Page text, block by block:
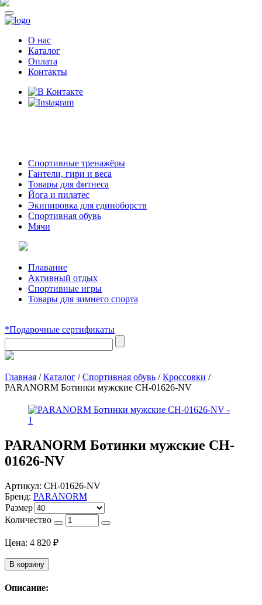
О нас
Каталог
Оплата
Контакты
Спортивные тренажёры
Гантели, гири и веса
Товары для фитнеса
Йога и пилатес
Экипировка для единоборств
Спортивная обувь
Мячи
Плавание
Активный отдых
Спортивные игры
Товары для зимнего спорта
*Подарочные сертификаты
Главная /Каталог /Спортивная обувь /Кроссовки /
PARANORM Ботинки мужские CH-01626-NV
PARANORM Ботинки мужские CH-
01626-NV
Артикул: CH-01626-NV
Бренд: PARANORM
Размер
Количество
Цена: 4 820 ₽
В корзину
Описание: